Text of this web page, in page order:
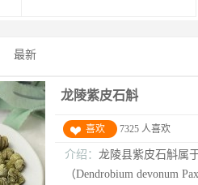
最新
龙陵紫皮石斛
喜欢 7325 人喜欢
介绍： 龙陵县紫皮石斛属
（Dendrobium devonum